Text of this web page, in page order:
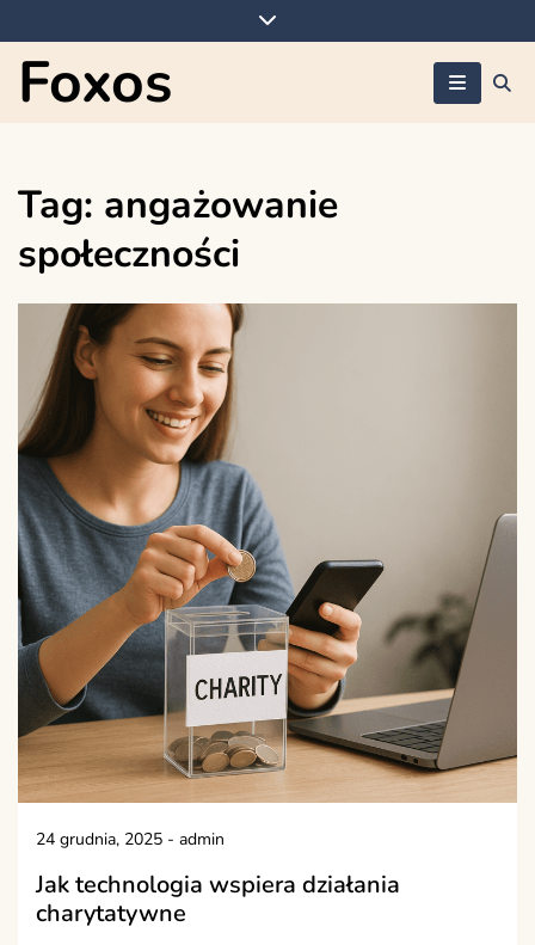
to
content
Foxos
Tag: angażowanie
społeczności
24 grudnia, 2025 - admin
Jak technologia wspiera działania
charytatywne